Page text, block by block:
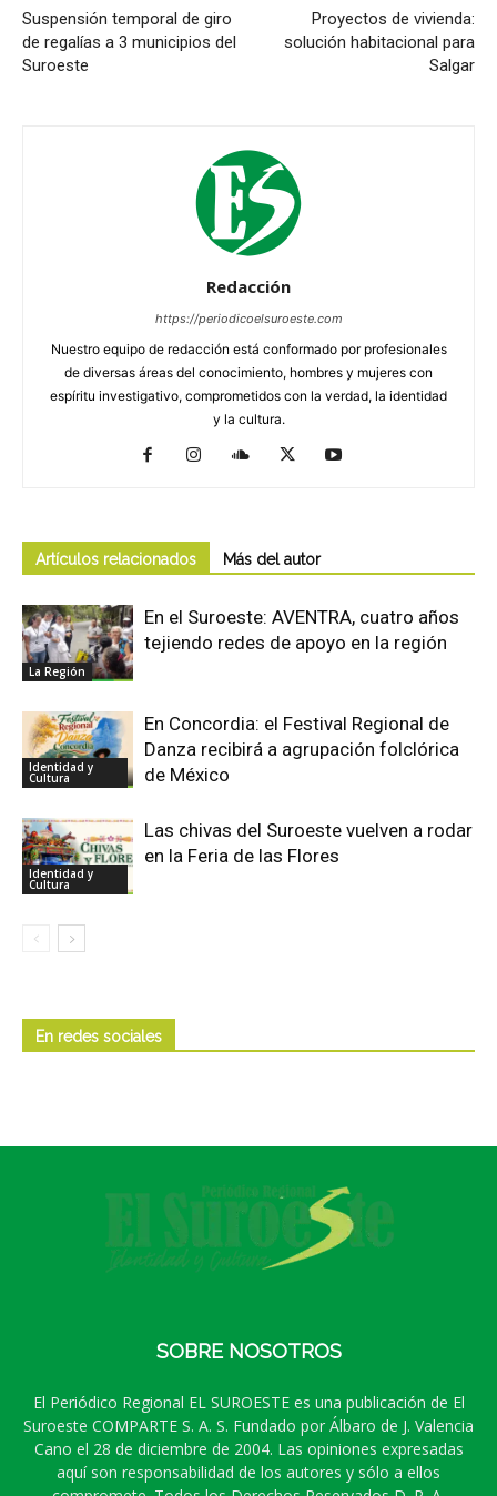
Suspensión temporal de giro
de regalías a 3 municipios del
Suroeste
Proyectos de vivienda:
solución habitacional para
Salgar
Redacción
https://periodicoelsuroeste.com
Nuestro equipo de redacción está conformado por profesionales
de diversas áreas del conocimiento, hombres y mujeres con
espíritu investigativo, comprometidos con la verdad, la identidad
y la cultura.
Artículos relacionados Más del autor
La Región
En el Suroeste: AVENTRA, cuatro años
tejiendo redes de apoyo en la región
Identidad y
Cultura
En Concordia: el Festival Regional de
Danza recibirá a agrupación folclórica
de México
Identidad y
Cultura
Las chivas del Suroeste vuelven a rodar
en la Feria de las Flores
En redes sociales
SOBRE NOSOTROS
El Periódico Regional EL SUROESTE es una publicación de El
Suroeste COMPARTE S. A. S. Fundado por Álbaro de J. Valencia
Cano el 28 de diciembre de 2004. Las opiniones expresadas
aquí son responsabilidad de los autores y sólo a ellos